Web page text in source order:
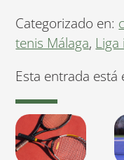
Categorizado en:
tenis Málaga,
Esta entrada